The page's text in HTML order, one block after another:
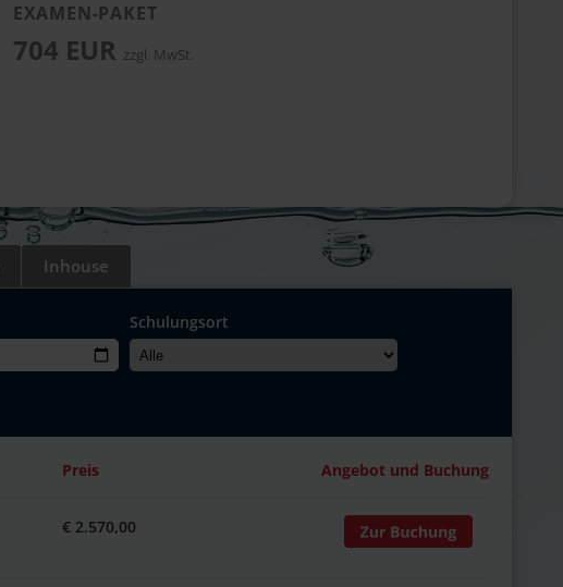
EXAMEN-PAKET
704 EUR zzgl. MwSt.
Inhouse
Schulungsort
Preis Angebot und Buchung
€ 2.570,00